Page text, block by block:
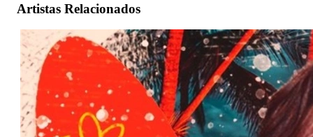
Artistas Relacionados